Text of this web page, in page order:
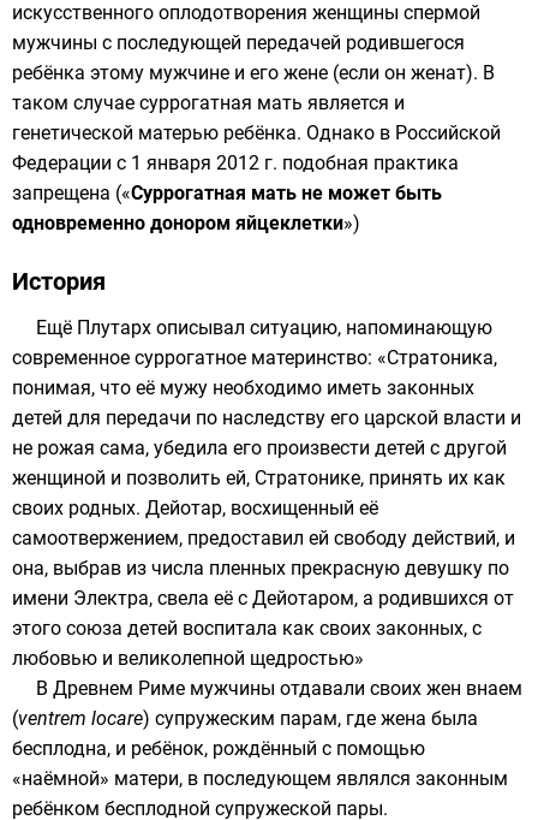
искусственного оплодотворения женщины спермой
мужчины с последующей передачей родившегося
ребёнка этому мужчине и его жене (если он женат). В
таком случае суррогатная мать является и
генетической матерью ребёнка. Однако в Российской
Федерации с 1 января 2012 г. подобная практика
запрещена («Суррогатная мать не может быть
одновременно донором яйцеклетки»)
История
Ещё Плутарх описывал ситуацию, напоминающую
современное суррогатное материнство: «Стратоника,
понимая, что её мужу необходимо иметь законных
детей для передачи по наследству его царской власти и
не рожая сама, убедила его произвести детей с другой
женщиной и позволить ей, Стратонике, принять их как
своих родных. Дейотар, восхищенный её
самоотвержением, предоставил ей свободу действий, и
она, выбрав из числа пленных прекрасную девушку по
имени Электра, свела её с Дейотаром, а родившихся от
этого союза детей воспитала как своих законных, с
любовью и великолепной щедростью»
В Древнем Риме мужчины отдавали своих жен внаем
(ventrem locare) супружеским парам, где жена была
бесплодна, и ребёнок, рождённый с помощью
«наёмной» матери, в последующем являлся законным
ребёнком бесплодной супружеской пары.